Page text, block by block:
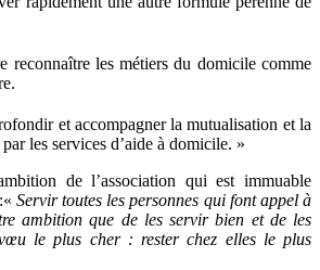
reconnaître les métiers du domicile comme
et accompagner la mutualisation et la
les services d’aide à domicile. »
de l’association qui est immuable
Servir toutes les personnes qui font appel à
ambition que de les servir bien et de les
le plus cher : rester chez elles le plus